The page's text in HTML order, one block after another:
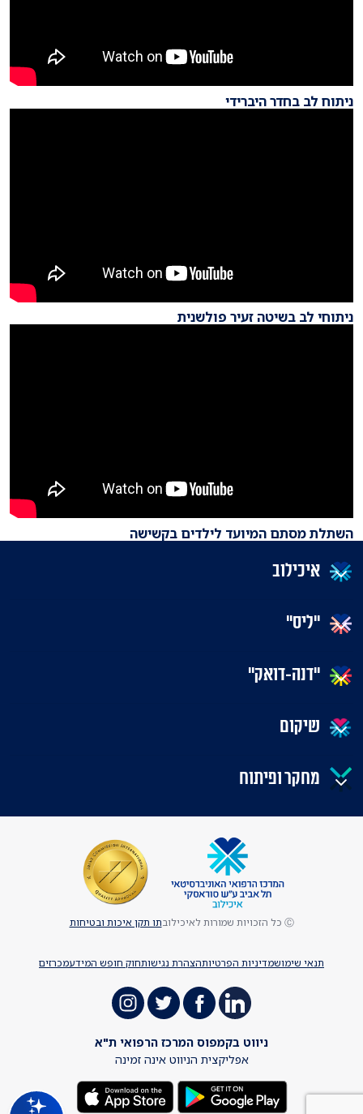
ניתוח לב בחדר היברידי
ניתוחי לב בשיטה זעיר פולשנית
השתלת מסתם המיועד לילדים בקשישה
איכילוב
"ליס"
"דנה-דואק"
שיקום
מחקר ופיתוח
תנאי שימושמדיניות הפרטיותהצהרת נגישותחוק חופש המידעמכרזים
Ⓒ כל הזכויות שמורות לאיכילוב תו תקן איכות ובטיחות
ניווט בקמפוס המרכז הרפואי ת"א
אפליקצית הניווט אינה זמינה